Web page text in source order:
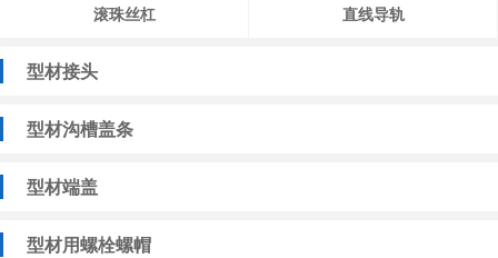
滚珠丝杠 直线导轨
型材接头
型材沟槽盖条
型材端盖
型材用螺栓螺帽